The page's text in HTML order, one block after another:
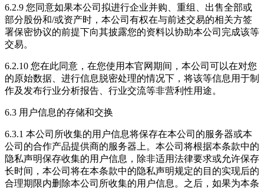
6.2.9 您同意如果本公司拟进行企业并购、重组、出售全部或
部分股份和/或资产时，本公司有权在与前述交易的相关方签
署保密协议的前提下向其披露您的资料以协助本公司完成该等
交易。
6.2.10 您在此同意，在您使用本官网期间，本公司可以在对您
的原始数据、进行信息脱密处理的情况下，将该等信息用于制
作及发布行业分析报告、行业交流等非营利性用途。
6.3 用户信息的存储和交换
6.3.1 本公司所收集的用户信息将保存在本公司的服务器或本
公司的合作产品提供商的服务器上。本公司将根据本条款中的
隐私声明保存收集的用户信息，除非适用法律要求或允许保存
长时间，本公司将在本条款中的隐私声明规定的目的实现后的
合理期限内删除本公司所收集的用户信息。之后，如果为本条